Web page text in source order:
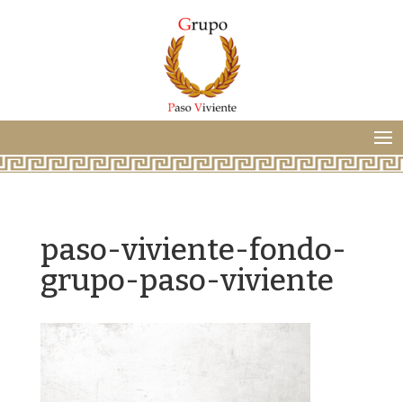
paso-viviente-fondo-
grupo-paso-viviente